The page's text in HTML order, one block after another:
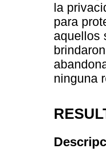
la
para
aquellos
ninguna